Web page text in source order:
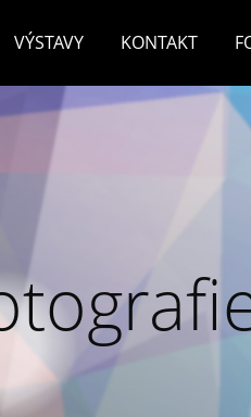
VÝSTAVY KONTAKT